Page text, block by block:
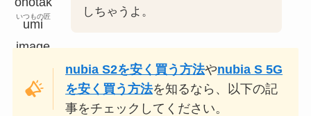
いつもの匠
しちゃうよ。
nubia S2を安く買う方法やnubia S 5G
を安く買う方法を知るなら、以下の記
事をチェックしてください。